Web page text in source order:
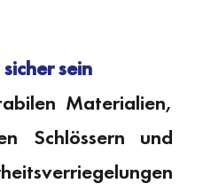
sein
Materialien,
Schlössern und